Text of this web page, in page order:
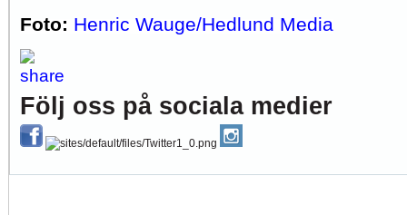
Foto: Henric Wauge/Hedlund Media
Följ oss på sociala medier